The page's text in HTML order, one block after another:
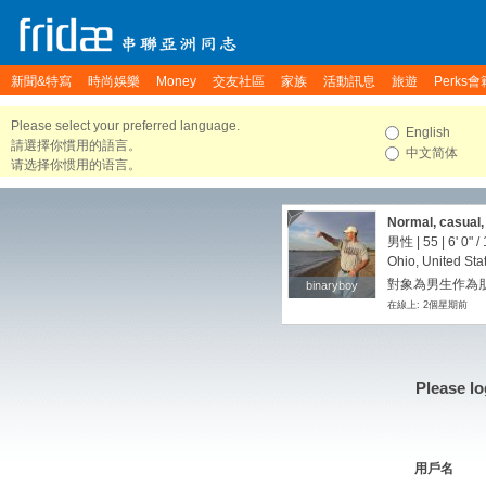
新聞&特寫 時尚娛樂 Money 交友社區 家族 活動訊息 旅遊 Perks會
Please select your preferred language.
請選擇你慣用的語言。
请选择你惯用的语言。
English
中文简体
binaryboy
binaryboy
Normal,
Asian slim, fit
男性 | 55 | 6' 0" /
Ohio, United
對象為男生作為
在線上: 2個星期前
Please
用戶名